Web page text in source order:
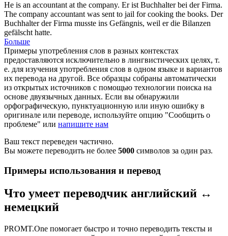
He is an accountant at the company. Er ist Buchhalterbei der Firma.
The company accountant was sent to jail for cooking the books. Der
Buchhalterder Firma musste ins Gefängnis, weil er die Bilanzen
gefälscht hatte.
Больше
Примеры употребления слов в разных контекстах
предоставляются исключительно в лингвистических целях, т.
е. для изучения употребления слов в одном языке и вариантов
их перевода на другой. Все образцы собраны автоматически
из открытых источников с помощью технологии поиска на
основе двуязычных данных. Если вы обнаружили
орфографическую, пунктуационную или иную ошибку в
оригинале или переводе, используйте опцию "Сообщить о
проблеме" или напишите нам
Ваш текст переведен частично.
Вы можете переводить не более 5000 символов за один раз.
Примеры использования и перевод
Что умеет переводчик английский ↔
немецкий
PROMT.One помогает быстро и точно переводить тексты и